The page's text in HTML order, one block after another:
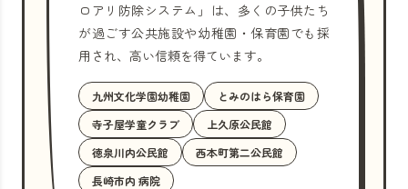
ロアリ防除システム」は、多くの子供たち
が過ごす公共施設や幼稚園・保育園でも採
用され、高い信頼を得ています。
九州文化学園幼稚園
とみのはら保育園
寺子屋学童クラブ
上久原公民館
徳泉川内公民館
西本町第二公民館
長崎市内 病院